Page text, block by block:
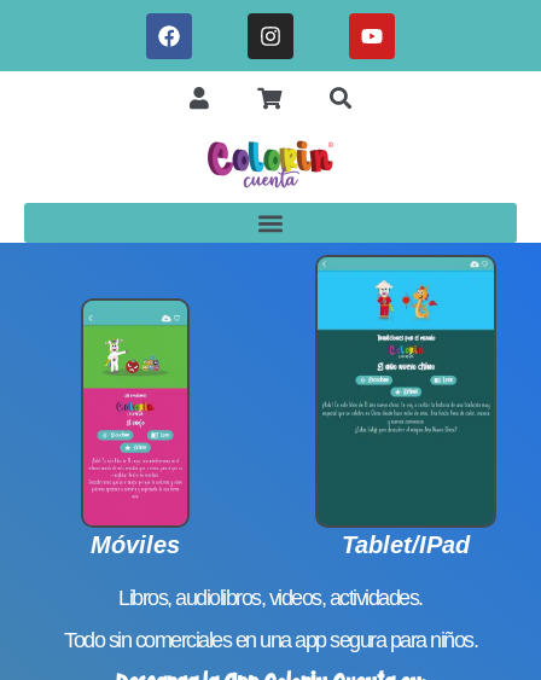
Móviles Tablet/IPad
Libros, audiolibros, videos, actividades.
Todo sin comerciales en una app segura para niños.